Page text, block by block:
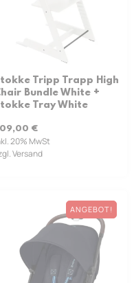
Tripp Trapp High
Bundle White +
Tray White
€
20% MwSt
Versand
ANGEBOT!